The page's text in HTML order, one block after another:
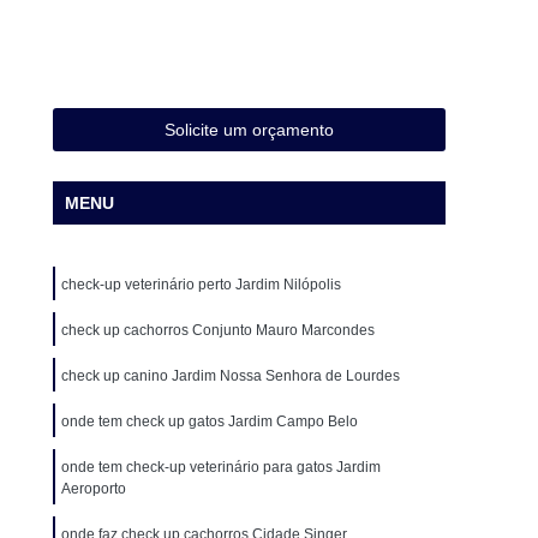
Cirurgia Ortopédica para Cachorro
Cirurgia para Animais de Médio Porte
Porte
Cirurgia para Gatos
Cirurgia de Catarata em Cães
Cirurgia de Patela em Cachorro
de Patela Cães
Cirurgia para Cachorro
Cachorro São Paulo
Cirurgia para Cães
Clínica Veterinária 24 Horas
Veterinária com Atendimento a Domicílio
Solicite um orçamento
MENU
check-up veterinário perto Jardim Nilópolis
check up cachorros Conjunto Mauro Marcondes
check up canino Jardim Nossa Senhora de Lourdes
onde tem check up gatos Jardim Campo Belo
onde tem check-up veterinário para gatos Jardim
Aeroporto
onde faz check up cachorros Cidade Singer